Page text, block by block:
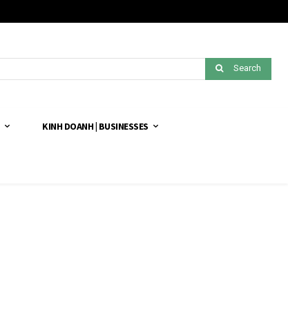
Search
KINH DOANH | BUSINESSES